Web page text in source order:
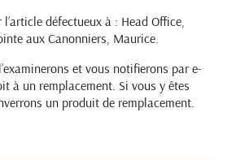
défectueux à : Head Office,
aux Canonniers, Maurice.
et vous notifierons par e-
à un remplacement. Si vous y êtes
un produit de remplacement.